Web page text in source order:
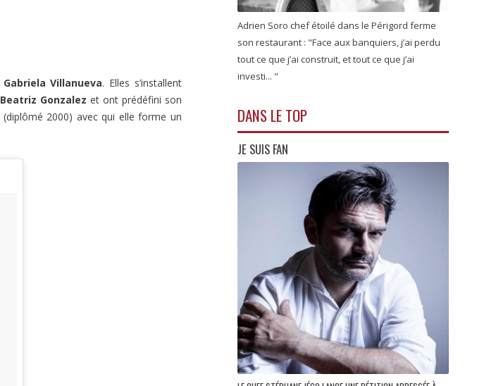
Gabriela Villanueva. Elles s’installent
Beatriz Gonzalez et ont prédéfini son
(diplômé 2000) avec qui elle forme un
Adrien Soro chef étoilé dans le Périgord ferme
son restaurant : "Face aux banquiers, j’ai perdu
tout ce que j’ai construit, et tout ce que j’ai
investi... "
DANS LE TOP
JE SUIS FAN